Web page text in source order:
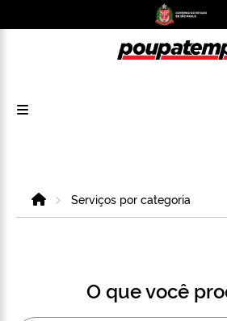
HomeServiços por categoria
O que você